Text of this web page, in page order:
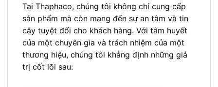
Tại Thaphaco, chúng tôi không chỉ cung cấp
sản phẩm mà còn mang đến sự an tâm và tin
cậy tuyệt đối cho khách hàng. Với tâm huyết
của một chuyên gia và trách nhiệm của một
thương hiệu, chúng tôi khẳng định những giá
trị cốt lõi sau: